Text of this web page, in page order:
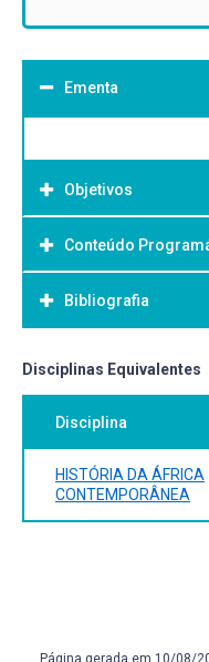
Ementa
Objetivos
Objetivo Geral:
Conteúdo
Bibliografia
Bibliografia Básica:
Disciplinas Equivalentes
Disciplina
HISTÓRIA DA ÁFRICA
CONTEMPORÂNEA
Página gerada em 10/08/